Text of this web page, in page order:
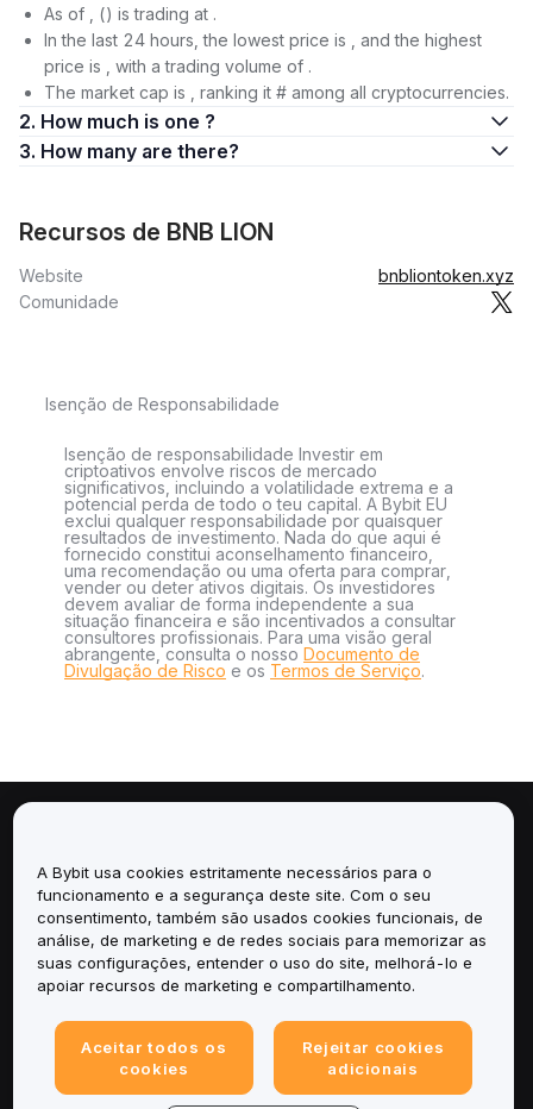
As of , () is trading at .
In the last 24 hours, the lowest price is , and the highest
price is , with a trading volume of .
The market cap is , ranking it # among all cryptocurrencies.
2. How much is one ?
3. How many are there?
Recursos de BNB LION
Website
bnbliontoken.xyz
Comunidade
Isenção de Responsabilidade
Isenção de responsabilidade Investir em
criptoativos envolve riscos de mercado
significativos, incluindo a volatilidade extrema e a
potencial perda de todo o teu capital. A Bybit EU
exclui qualquer responsabilidade por quaisquer
resultados de investimento. Nada do que aqui é
fornecido constitui aconselhamento financeiro,
uma recomendação ou uma oferta para comprar,
vender ou deter ativos digitais. Os investidores
devem avaliar de forma independente a sua
situação financeira e são incentivados a consultar
consultores profissionais. Para uma visão geral
abrangente, consulta o nosso Documento de
Divulgação de Risco e os Termos de Serviço.
Serviços
Suporte
A Bybit usa cookies estritamente necessários para o
funcionamento e a segurança deste site. Com o seu
consentimento, também são usados cookies funcionais, de
análise, de marketing e de redes sociais para memorizar as
suas configurações, entender o uso do site, melhorá-lo e
apoiar recursos de marketing e compartilhamento.
Aceitar todos os
cookies
Rejeitar cookies
adicionais